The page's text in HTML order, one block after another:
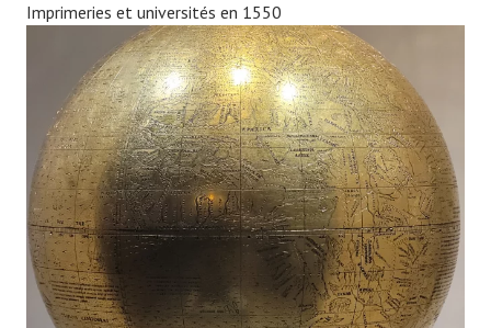
Imprimeries et universités en 1550